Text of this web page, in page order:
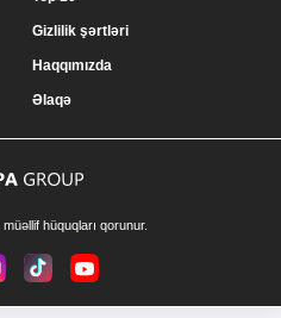
Gizlilik şərtləri
Haqqımızda
Əlaqə
hüquqları qorunur.